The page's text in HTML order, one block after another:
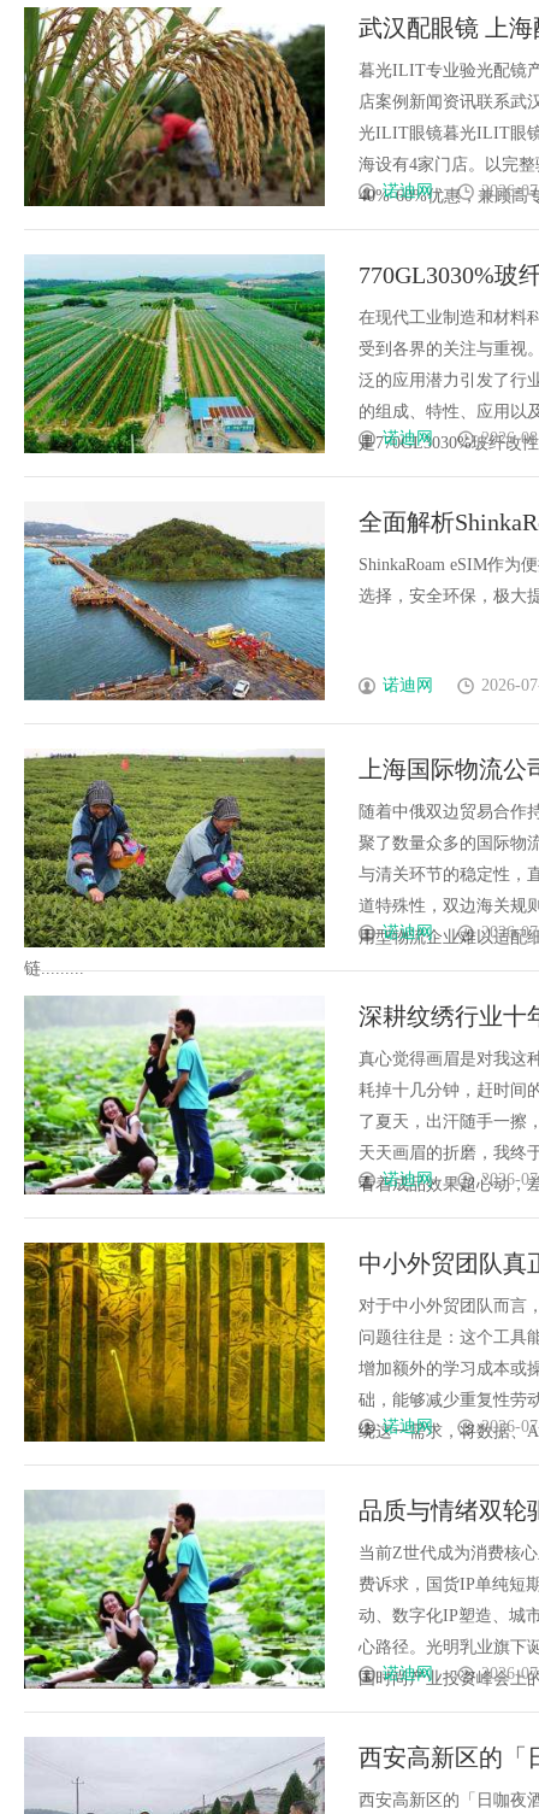
武汉配眼镜 上
暮光ILIT专业验光配镜
店案例新闻资讯联系武
光ILIT眼镜暮光ILIT眼
海设有4家门店。以完
40%-60%优惠，兼顾高
诺迪网 2026-
770GL3030%玻
在现代工业制造和材料
受到各界的关注与重视
泛的应用潜力引发了行
的组成、特性、应用以
是770GL3030%玻纤改
诺迪网 2026-
全面解析
ShinkaRoam eSIM作为
选择，安全环保，极大
诺迪网 2026-
上海国际物流
十多年行业经验
随着中俄双边贸易合作
聚了数量众多的国际物
与清关环节的稳定性，
道特殊性，双边海关规
用型物流企业难以适配
链.........
诺迪网 2026-
深耕纹绣行业十
永久定妆头部品
真心觉得画眉是对我这
耗掉十几分钟，赶时间
了夏天，出汗随手一擦
天天画眉的折磨，我终
看着成品效果超心动，
诺迪网 2026-
中小外贸团队真
对于中小外贸团队而言
问题往往是：这个工具
增加额外的学习成本或
础，能够减少重复性劳
绕这一需求，将数据、
诺迪网 2026-
品质与情绪双轮
轻化密码
当前Z世代成为消费核
费诉求，国货IP单纯短
动、数字化IP塑造、城
心路径。光明乳业旗下
国时尚产业投资峰会上
诺迪网 2026-
西安高新区的「
容纳温柔
西安高新区的「日咖夜